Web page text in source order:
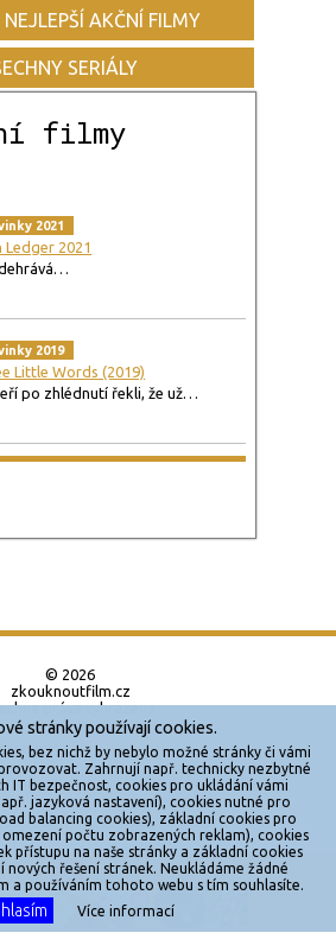
X
AKČNÍ FILMY
SERIÁLY
filmy
2021
Ledger 2021
2019
Little Words (2019)
po zhlédnutí řekli, že už…
© 2026
zkouknoutfilm.cz
práva vyhrazena.
by
Reklama
Sítě
Redakce
je bez souhlasu provozovatele zakázáno.
stránky používají cookies.
bez nichž by nebylo možné stránky či vámi
Zahrnují např. technicky nezbytné
IT bezpečnost, cookies pro ukládání vámi
jazyková nastavení), cookies nutné pro
balancing cookies), základní cookies pro
počtu zobrazených reklam), cookies
přístupu na naše stránky a základní cookies
řešení stránek. Neukládáme žádné
a používáním tohoto webu s tím souhlasíte.
Více informací